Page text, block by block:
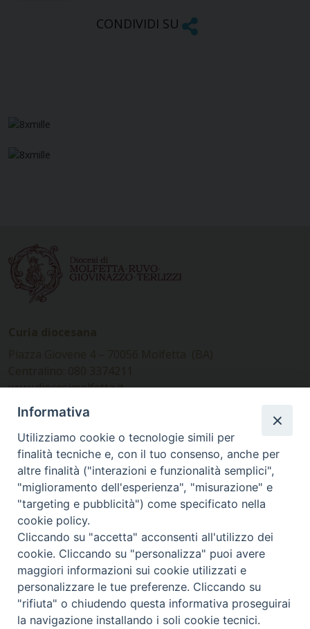
CONDIVIDI SU
www.diocesimolfetta.it –
diocesimolfetta@pec.chiesacattolica.it
Ufficio Comunicazioni sociali
Piazza Giovene 4 – 70056 Molfetta (BA)
comunicazionisociali@diocesimolfetta.it
SEGUICI SU
Facebook
Instagram
X YouTube
Feed
Privacy Policy - trasparenza
Informativa
Utilizziamo cookie o tecnologie simili per
finalità tecniche e, con il tuo consenso, anche per
altre finalità ("interazioni e funzionalità semplici",
"miglioramento dell'esperienza", "misurazione" e
"targeting e pubblicità") come specificato nella
cookie policy.
Cliccando su "accetta" acconsenti all'utilizzo dei
cookie. Cliccando su "personalizza" puoi avere
maggiori informazioni sui cookie utilizzati e
personalizzare le tue preferenze. Cliccando su
"rifiuta" o chiudendo questa informativa proseguirai
la navigazione installando i soli cookie tecnici.